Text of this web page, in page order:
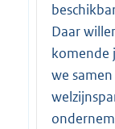
Daar
komende
we